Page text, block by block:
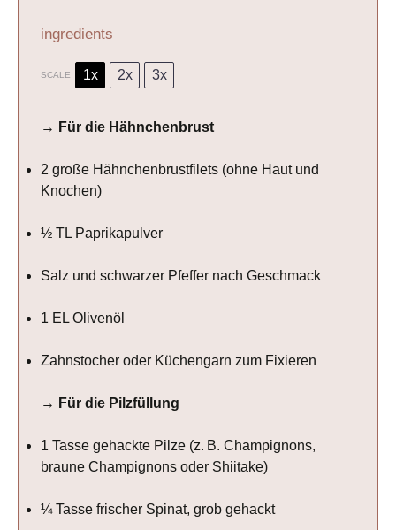
ingredients
SCALE 1x 2x 3x
→ Für die Hähnchenbrust
2 große Hähnchenbrustfilets (ohne Haut und
Knochen)
½ TL Paprikapulver
Salz und schwarzer Pfeffer nach Geschmack
1 EL Olivenöl
Zahnstocher oder Küchengarn zum Fixieren
→ Für die Pilzfüllung
1 Tasse gehackte Pilze (z. B. Champignons,
braune Champignons oder Shiitake)
¼Tasse frischer Spinat, grob gehackt